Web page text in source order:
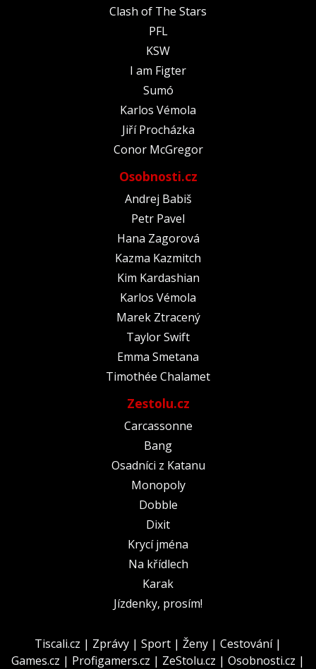
Clash of The Stars
PFL
KSW
I am Figter
Sumó
Karlos Vémola
Jiří Procházka
Conor McGregor
Osobnosti.cz
Andrej Babiš
Petr Pavel
Hana Zagorová
Kazma Kazmitch
Kim Kardashian
Karlos Vémola
Marek Ztracený
Taylor Swift
Emma Smetana
Timothée Chalamet
Zestolu.cz
Carcassonne
Bang
Osadníci z Katanu
Monopoly
Dobble
Dixit
Krycí jména
Na křídlech
Karak
Jízdenky, prosím!
Tiscali.cz | Zprávy | Sport | Ženy | Cestování|
Games.cz | Profigamers.cz | ZeStolu.cz | Osobnosti.cz |